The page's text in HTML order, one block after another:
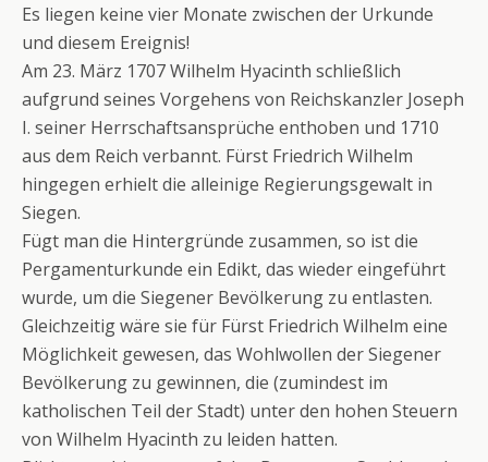
Es liegen keine vier Monate zwischen der Urkunde
und diesem Ereignis!
Am 23. März 1707 Wilhelm Hyacinth schließlich
aufgrund seines Vorgehens von Reichskanzler Joseph
I. seiner Herrschaftsansprüche enthoben und 1710
aus dem Reich verbannt. Fürst Friedrich Wilhelm
hingegen erhielt die alleinige Regierungsgewalt in
Siegen.
Fügt man die Hintergründe zusammen, so ist die
Pergamenturkunde ein Edikt, das wieder eingeführt
wurde, um die Siegener Bevölkerung zu entlasten.
Gleichzeitig wäre sie für Fürst Friedrich Wilhelm eine
Möglichkeit gewesen, das Wohlwollen der Siegener
Bevölkerung zu gewinnen, die (zumindest im
katholischen Teil der Stadt) unter den hohen Steuern
von Wilhelm Hyacinth zu leiden hatten.